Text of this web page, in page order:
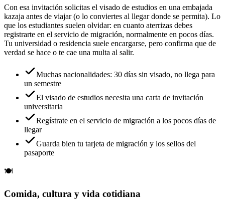
Con esa invitación solicitas el visado de estudios en una embajada
kazaja antes de viajar (o lo conviertes al llegar donde se permita). Lo
que los estudiantes suelen olvidar: en cuanto aterrizas debes
registrarte en el servicio de migración, normalmente en pocos días.
Tu universidad o residencia suele encargarse, pero confirma que de
verdad se hace o te cae una multa al salir.
Muchas nacionalidades: 30 días sin visado, no llega para
un semestre
El visado de estudios necesita una carta de invitación
universitaria
Regístrate en el servicio de migración a los pocos días de
llegar
Guarda bien tu tarjeta de migración y los sellos del
pasaporte
🍽️
Comida, cultura y vida cotidiana